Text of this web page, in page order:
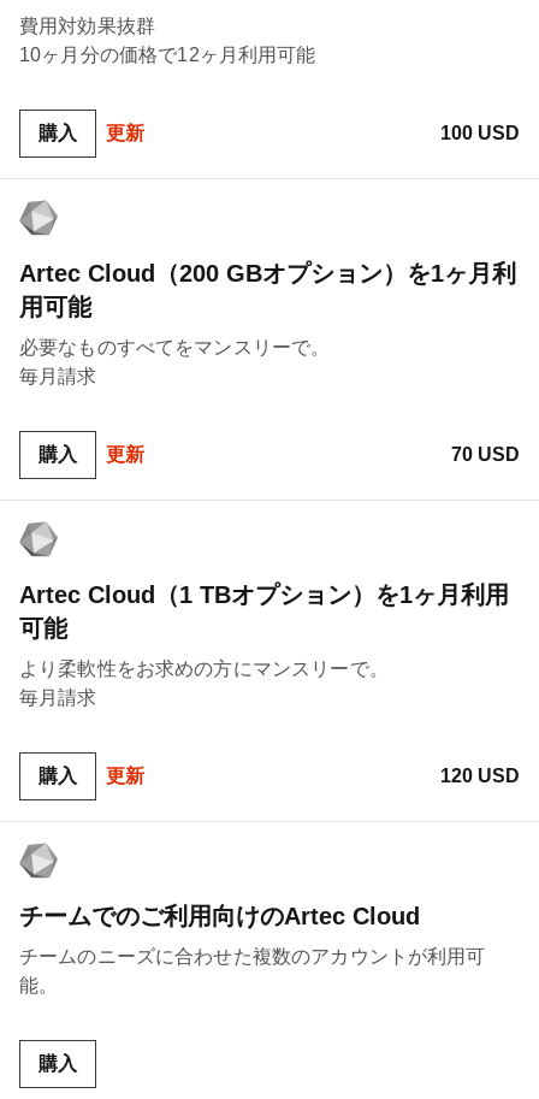
費用対効果抜群
10ヶ月分の価格で12ヶ月利用可能
購入 更新 100 USD
Artec Cloud（200 GBオプション）を1ヶ月利
用可能
必要なものすべてをマンスリーで。
毎月請求
購入 更新 70 USD
Artec Cloud（1 TBオプション）を1ヶ月利用
可能
より柔軟性をお求めの方にマンスリーで。
毎月請求
購入 更新 120 USD
チームでのご利用向けのArtec Cloud
チームのニーズに合わせた複数のアカウントが利用可
能。
購入